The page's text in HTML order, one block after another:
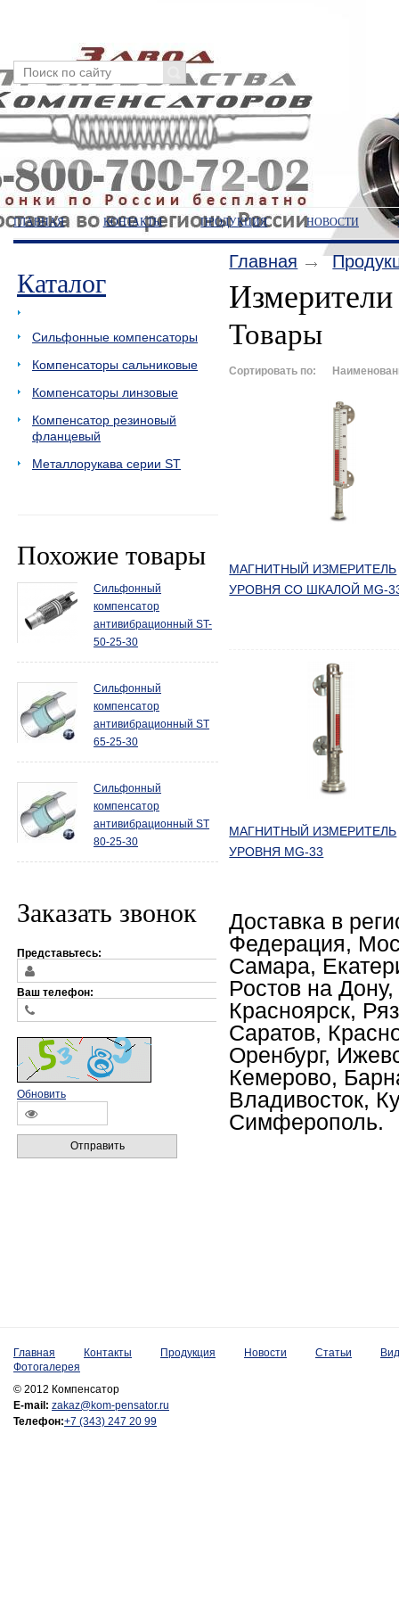
ГЛАВНАЯ КОНТАКТЫ ПРОДУКЦИЯ НОВОСТИ
Каталог
Сильфонные компенсаторы
Компенсаторы сальниковые
Компенсаторы линзовые
Компенсатор резиновый
фланцевый
Металлорукава серии ST
Похожие товары
Сильфонный
компенсатор
антивибрационный ST-
50-25-30
Сильфонный
компенсатор
антивибрационный ST
65-25-30
Сильфонный
компенсатор
антивибрационный ST
80-25-30
Заказать звонок
Представьтесь:
Ваш телефон:
Обновить
Отправить
Главная
Товары
Сортировать по:
МАГНИТНЫЙ ИЗМЕРИТЕЛЬ
УРОВНЯ СО ШКАЛОЙ MG-
МАГНИТНЫЙ ИЗМЕРИТЕЛЬ
УРОВНЯ MG-33
Доставка в
Федерация,
Самара,
Ростов на
Красноярск,
Саратов,
Оренбург,
Кемерово,
Владивосток,
Симферополь.
Главная Контакты Продукция Новости Статьи
Фотогалерея
© 2012 Компенсатор
E-mail: zakaz@kom-pensator.ru
Телефон:+7 (343) 247 20 99